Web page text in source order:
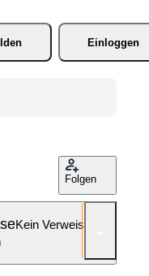
Einloggen
Folgen
Kein Verweis